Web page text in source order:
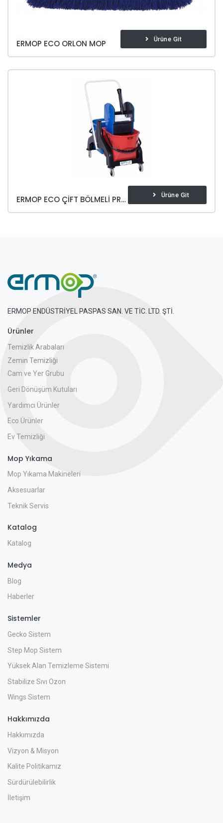
ERMOP ECO ORLON MOP Ürüne Git
ERMOP ECO ÇİFT BÖLMELİ PRESLİ KOVA Ürüne Git
ERMOP ENDÜSTRİYEL PASPAS SAN. VE TİC. LTD. ŞTİ.
Ürünler
Temizlik Arabaları
Zemin Temizliği
Cam ve Yer Grubu
Geri Dönüşüm Kutuları
Yardımcı Ürünler
Eco Ürünler
Ev Temizliği
Mop Yıkama
Mop Yıkama Makineleri
Aksesuarlar
Teknik Servis
Katalog
Katalog
Medya
Blog
Haberler
Sistemler
Gecko Sistem
Step Mop Sistem
Yüksek Alan Temizleme Sistemi
Stabilize Sıvı Ozon
Wings Sistem
Hakkımızda
Hakkımızda
Vizyon & Misyon
Kalite Politikamız
Sürdürülebilirlik
İletişim